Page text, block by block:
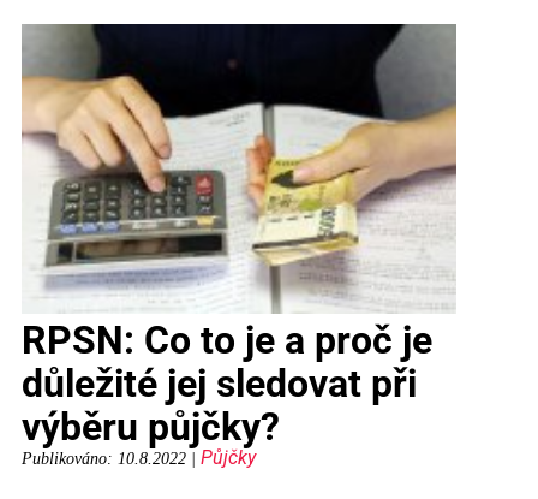
RPSN: Co to je a proč je
důležité jej sledovat při
výběru půjčky?
Publikováno: 10.8.2022 | Půjčky